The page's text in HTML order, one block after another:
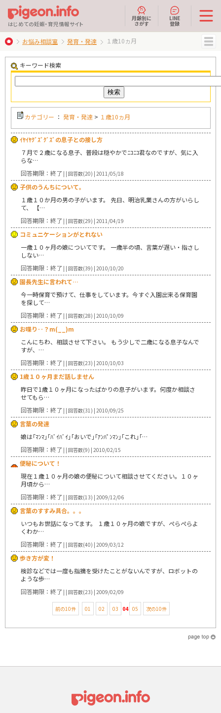
はじめての妊娠・育児情報サイト
月齢別に
さがす
LINE
登録
MENU
お悩み相談室 発育・発達 １歳10ヵ月
キーワード検索
カテゴリー ： 発育・発達 > １歳10ヵ月
ｲﾔｲﾔｸﾞｽﾞｸﾞｽﾞの息子との接し方
７月で２歳になる息子、普段は穏やかでﾆｺﾆｺ君なのですが、気に入
らな…
回答期限：終了 | | 回答数(20) | 2011/05/18
子供のうんちについて。
１歳１０か月の男の子がいます。 先日、明治乳業さんの方がいらし
て、 【…
回答期限：終了 | | 回答数(29) | 2011/04/19
コミュニケーションがとれない
一歳１０ヶ月の娘についてです。 一歳半の頃、言葉が遅い・指さし
しない…
回答期限：終了 | | 回答数(39) | 2010/10/20
園長先生に言われて…
今一時保育で預けて、仕事をしています。今すぐ入園出来る保育園
を探して…
回答期限：終了 | | 回答数(28) | 2010/10/09
お喋り‥？m(__)m
こんにちわ、相談させて下さい。 もう少しで二歳になる息子なんで
すが、…
回答期限：終了 | | 回答数(23) | 2010/10/03
1歳１０ヶ月まだ話しません
昨日で1歳１０ヶ月になったばかりの息子がいます。何度か相談さ
せてもら…
回答期限：終了 | | 回答数(31) | 2010/09/25
言葉の発達
娘は｢ﾏﾝﾏ｣｢ﾊﾞｲﾊﾞｲ｣｢おいで｣｢ｱﾝﾊﾟﾝﾏﾝ｣｢これ｣｢…
回答期限：終了 | | 回答数(9) | 2010/02/15
便秘について！
現在１歳１０ヶ月の娘の便秘について相談させてください。１０ヶ
月頃から…
回答期限：終了 | | 回答数(13) | 2009/12/06
言葉のすすみ具合。。。
いつもお世話になってます。 １歳１０ヶ月の娘ですが、ぺらぺらよ
くわか…
回答期限：終了 | | 回答数(40) | 2009/03/12
歩き方が変！
検診などでは一度も指摘を受けたことがないんですが、ロボットの
ような歩…
回答期限：終了 | | 回答数(23) | 2009/02/09
前の10件 01 02 03 04 05 次の10件